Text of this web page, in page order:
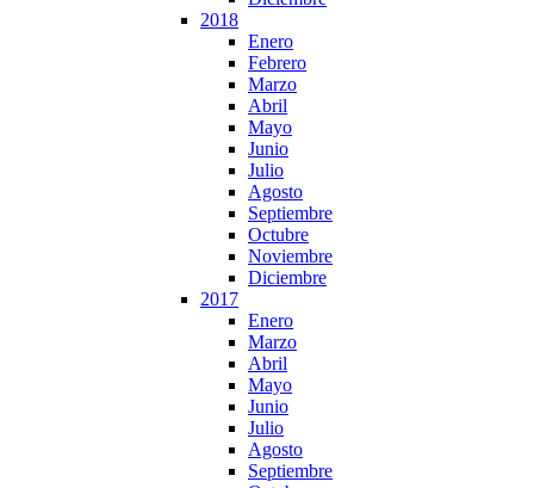
2018
Enero
Febrero
Marzo
Abril
Mayo
Junio
Julio
Agosto
Septiembre
Octubre
Noviembre
Diciembre
2017
Enero
Marzo
Abril
Mayo
Junio
Julio
Agosto
Septiembre